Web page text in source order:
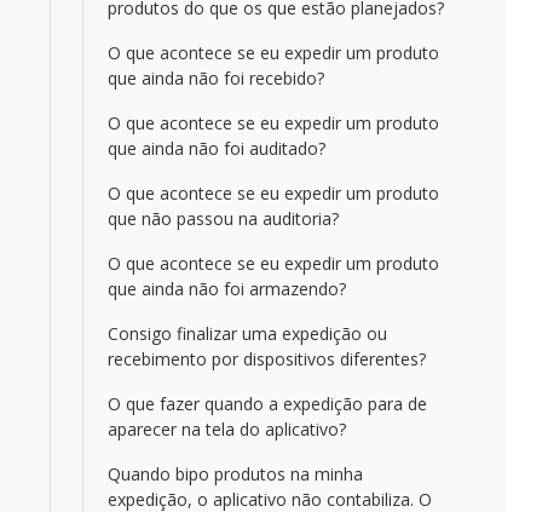
produtos do que os que estão planejados?
O que acontece se eu expedir um produto
que ainda não foi recebido?
O que acontece se eu expedir um produto
que ainda não foi auditado?
O que acontece se eu expedir um produto
que não passou na auditoria?
O que acontece se eu expedir um produto
que ainda não foi armazendo?
Consigo finalizar uma expedição ou
recebimento por dispositivos diferentes?
O que fazer quando a expedição para de
aparecer na tela do aplicativo?
Quando bipo produtos na minha
expedição, o aplicativo não contabiliza. O